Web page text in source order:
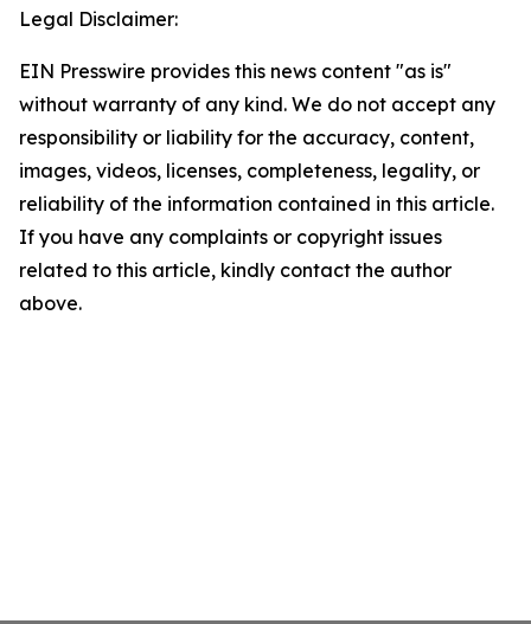
Legal Disclaimer:
EIN Presswire provides this news content "as is"
without warranty of any kind. We do not accept any
responsibility or liability for the accuracy, content,
images, videos, licenses, completeness, legality, or
reliability of the information contained in this article.
If you have any complaints or copyright issues
related to this article, kindly contact the author
above.